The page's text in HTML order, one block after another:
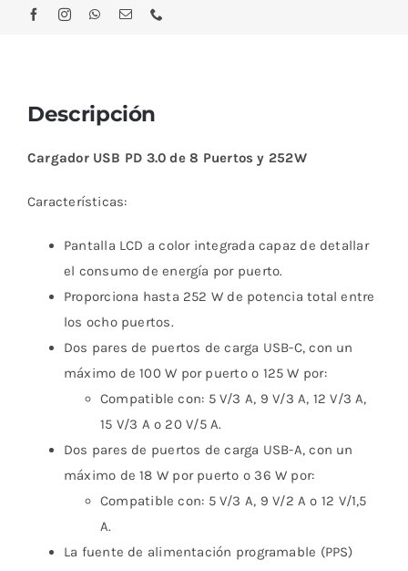
Descripción
Cargador USB PD 3.0 de 8 Puertos y 252W
Características:
Pantalla LCD a color integrada capaz de detallar
el consumo de energía por puerto.
Proporciona hasta 252 W de potencia total entre
los ocho puertos.
Dos pares de puertos de carga USB-C, con un
máximo de 100 W por puerto o 125 W por:
Compatible con: 5 V/3 A, 9 V/3 A, 12 V/3 A,
15 V/3 A o 20 V/5 A.
Dos pares de puertos de carga USB-A, con un
máximo de 18 W por puerto o 36 W por:
Compatible con: 5 V/3 A, 9 V/2 A o 12 V/1,5
A.
La fuente de alimentación programable (PPS)